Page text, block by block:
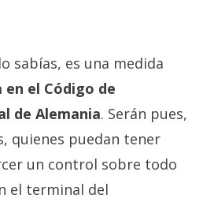
sabías, es una medida
en el Código de
de Alemania. Serán pues,
quienes puedan tener
un control sobre todo
el terminal del